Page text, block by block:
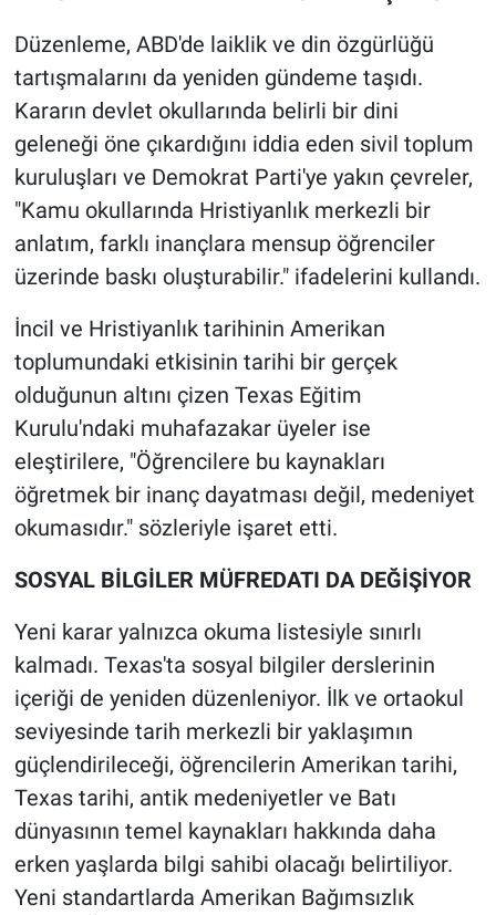
Düzenleme, ABD'de laiklik ve din özgürlüğü
tartışmalarını da yeniden gündeme taşıdı.
Kararın devlet okullarında belirli bir dini
geleneği öne çıkardığını iddia eden sivil toplum
kuruluşları ve Demokrat Parti'ye yakın çevreler,
"Kamu okullarında Hristiyanlık merkezli bir
anlatım, farklı inançlara mensup öğrenciler
üzerinde baskı oluşturabilir." ifadelerini kullandı.
İncil ve Hristiyanlık tarihinin Amerikan
toplumundaki etkisinin tarihi bir gerçek
olduğunun altını çizen Texas Eğitim
Kurulu'ndaki muhafazakar üyeler ise
eleştirilere, "Öğrencilere bu kaynakları
öğretmek bir inanç dayatması değil, medeniyet
okumasıdır." sözleriyle işaret etti.
SOSYAL BİLGİLER MÜFREDATI DA DEĞİŞİYOR
Yeni karar yalnızca okuma listesiyle sınırlı
kalmadı. Texas'ta sosyal bilgiler derslerinin
içeriği de yeniden düzenleniyor. İlk ve ortaokul
seviyesinde tarih merkezli bir yaklaşımın
güçlendirileceği, öğrencilerin Amerikan tarihi,
Texas tarihi, antik medeniyetler ve Batı
dünyasının temel kaynakları hakkında daha
erken yaşlarda bilgi sahibi olacağı belirtiliyor.
Yeni standartlarda Amerikan Bağımsızlık